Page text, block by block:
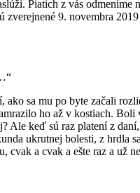
Piatich z vás
9. novembra
sa mu po byte začali
ho až v kostiach.
Ale keď sú raz platení z
ukrutnej bolesti, z hrdla
a cvak a ešte raz a už